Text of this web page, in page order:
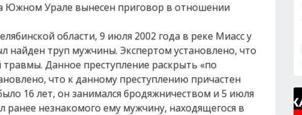
Южном Урале вынесен приговор в отношении
области, 9 июля 2002 года в реке Миасс у
найден труп мужчины. Экспертом установлено, что
Данное преступление раскрыть «по
что к данному преступлению причастен
16 лет, он занимался бродяжничеством и 5 июля
ранее незнакомого ему мужчину, находящегося в